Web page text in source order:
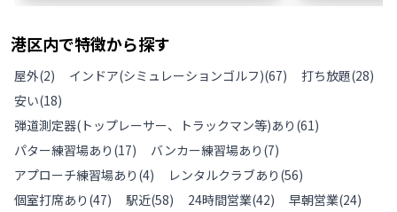
港区内で特徴から探す
屋外(2) インドア(シミュレーションゴルフ)(67) 打ち放題(28)
安い(18)
弾道測定器(トップレーサー、トラックマン等)あり (61)
パター練習場あり (17) バンカー練習場あり (7)
アプローチ練習場あり (4) レンタルクラブあり (56)
個室打席あり (47) 駅近(58) 24時間営業(42) 早朝営業(24)